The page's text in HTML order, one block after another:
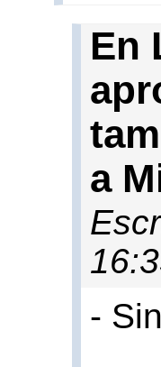
En
a
-